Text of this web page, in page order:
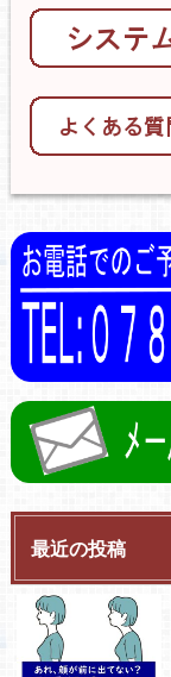
最近の投稿